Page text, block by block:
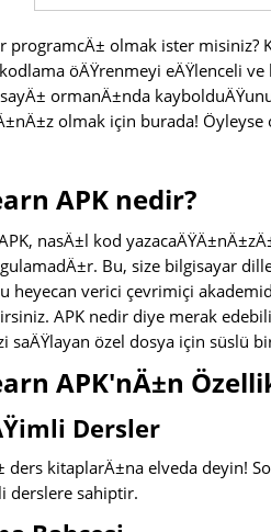
programcÄ± olmak ister misiniz?
öÄŸrenmeyi eÄŸlenceli
ormanÄ±nda
olmak için burada!
APK nedir?
nasÄ±l kod
Bu, size bilgisayar
heyecan verici çevrimiçi
APK nedir diye merak
saÄŸlayan özel dosya için süslü
APK'nÄ±n
Dersler
ders kitaplarÄ±na elveda deyin!
derslere sahiptir.